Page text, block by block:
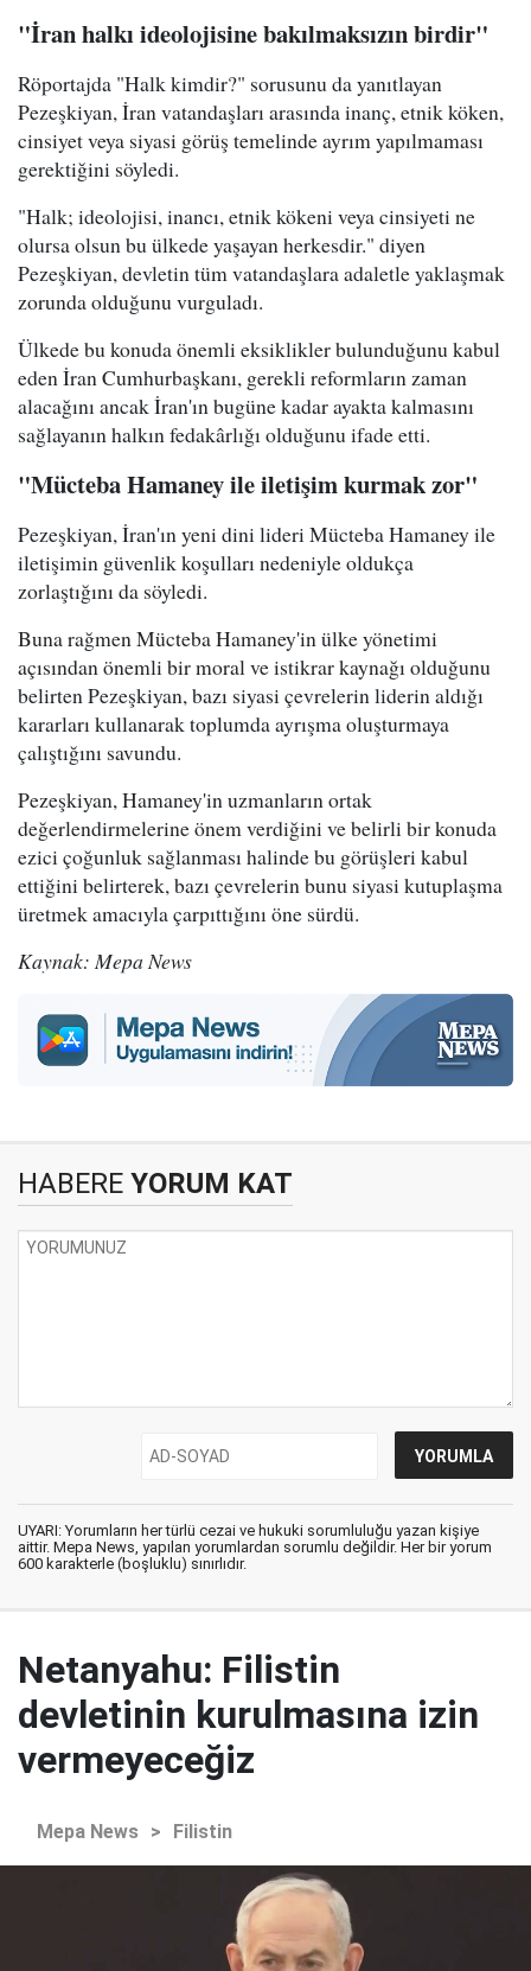
"İran halkı ideolojisine bakılmaksızın birdir"
Röportajda "Halk kimdir?" sorusunu da yanıtlayan
Pezeşkiyan, İran vatandaşları arasında inanç, etnik köken,
cinsiyet veya siyasi görüş temelinde ayrım yapılmaması
gerektiğini söyledi.
"Halk; ideolojisi, inancı, etnik kökeni veya cinsiyeti ne
olursa olsun bu ülkede yaşayan herkesdir." diyen
Pezeşkiyan, devletin tüm vatandaşlara adaletle yaklaşmak
zorunda olduğunu vurguladı.
Ülkede bu konuda önemli eksiklikler bulunduğunu kabul
eden İran Cumhurbaşkanı, gerekli reformların zaman
alacağını ancak İran'ın bugüne kadar ayakta kalmasını
sağlayanın halkın fedakârlığı olduğunu ifade etti.
"Mücteba Hamaney ile iletişim kurmak zor"
Pezeşkiyan, İran'ın yeni dini lideri Mücteba Hamaney ile
iletişimin güvenlik koşulları nedeniyle oldukça
zorlaştığını da söyledi.
Buna rağmen Mücteba Hamaney'in ülke yönetimi
açısından önemli bir moral ve istikrar kaynağı olduğunu
belirten Pezeşkiyan, bazı siyasi çevrelerin liderin aldığı
kararları kullanarak toplumda ayrışma oluşturmaya
çalıştığını savundu.
Pezeşkiyan, Hamaney'in uzmanların ortak
değerlendirmelerine önem verdiğini ve belirli bir konuda
ezici çoğunluk sağlanması halinde bu görüşleri kabul
ettiğini belirterek, bazı çevrelerin bunu siyasi kutuplaşma
üretmek amacıyla çarpıttığını öne sürdü.
Kaynak: Mepa News
HABERE YORUM KAT
UYARI: Yorumların her türlü cezai ve hukuki sorumluluğu yazan kişiye
aittir. Mepa News, yapılan yorumlardan sorumlu değildir. Her bir yorum
600 karakterle (boşluklu) sınırlıdır.
Netanyahu: Filistin
devletinin kurulmasına izin
vermeyeceğiz
Mepa News > Filistin